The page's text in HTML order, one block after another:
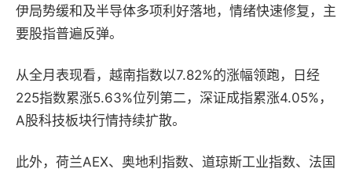
伊局势缓和及半导体多项利好落地，情绪快速修复，主
要股指普遍反弹。
从全月表现看，越南指数以7.82%的涨幅领跑，日经
225指数累涨5.63%位列第二，深证成指累涨4.05%，
A股科技板块行情持续扩散。
此外，荷兰AEX、奥地利指数、道琼斯工业指数、法国